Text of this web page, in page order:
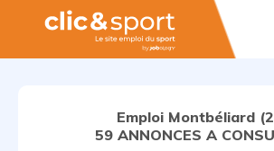
Emploi Montbéliard
59 ANNONCES A